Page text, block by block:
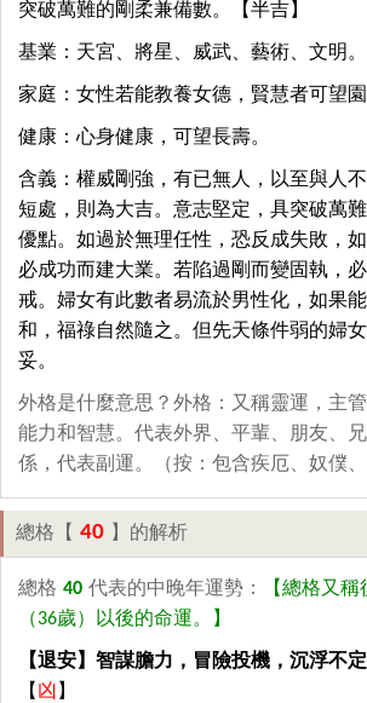
突破萬難的剛柔兼備數。【半吉】
基業：天宮、將星、威武、藝術、文明。
家庭：女性若能教養女德，賢慧者可望園
健康：心身健康，可望長壽。
含義：權威剛強，有已無人，以至與人
短處，則為大吉。意志堅定，具突破萬
優點。如過於無理任性，恐反成失敗，
必成功而建大業。若陷過剛而變固執，
戒。婦女有此數者易流於男性化，如果
和，福祿自然隨之。但先天條件弱的婦
妥。
外格是什麼意思？外格：又稱靈運，主
能力和智慧。代表外界、平輩、朋友、
係，代表副運。（按：包含疾厄、奴僕、
總格【 40 】的解析
總格 40 代表的中晚年運勢：
【總格又
（36歲）以後的命運。】
【退安】智謀膽力，冒險投機，沉浮不
【 凶 】